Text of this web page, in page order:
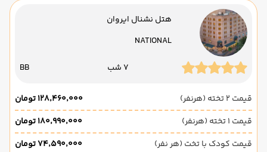
هتل نشنال ایروان
NATIONAL
7 شب BB
قیمت 2 تخته (هرنفر)
۱۲۸٬۴۶۰٬۰۰۰ تومان
قیمت 1 تخته (هرنفر)
۱۸۰٬۹۹۰٬۰۰۰ تومان
قیمت کودک با تخت (هر نفر)
۷۴٬۵۹۰٬۰۰۰ تومان